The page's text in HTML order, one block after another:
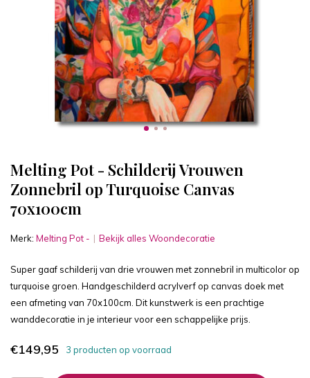
Melting Pot - Schilderij Vrouwen
Zonnebril op Turquoise Canvas
70x100cm
Merk: Melting Pot - Bekijk alles Woondecoratie
Super gaaf schilderij van drie vrouwen met zonnebril in multicolor op
turquoise groen. Handgeschilderd acrylverf op canvas doek met
een afmeting van 70x100cm. Dit kunstwerk is een prachtige
wanddecoratie in je interieur voor een schappelijke prijs.
€149,95 3 producten op voorraad